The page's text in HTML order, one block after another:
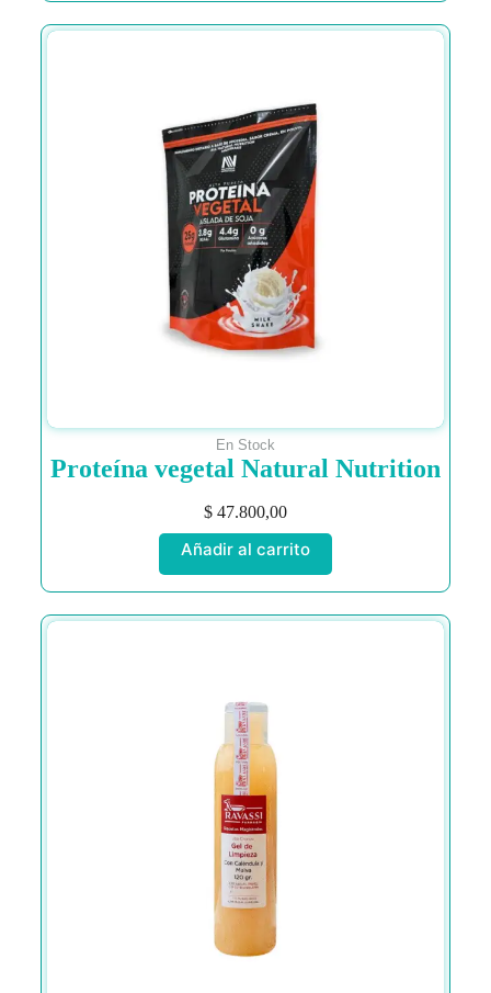
En Stock
Proteína vegetal Natural Nutrition
$47.800,00
Añadir al carrito